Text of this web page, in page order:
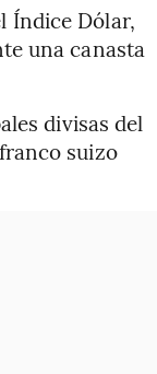
Índice Dólar,
una canasta
divisas del
suizo